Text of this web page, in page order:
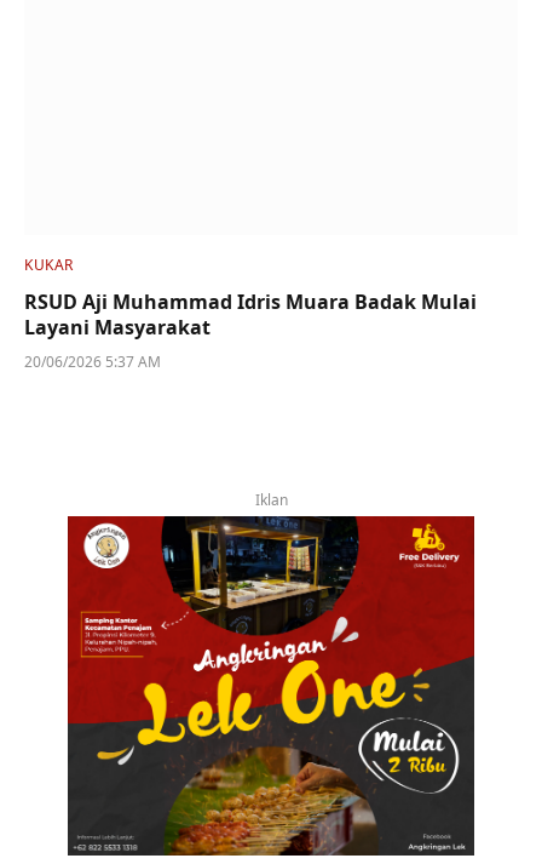
KUKAR
RSUD Aji Muhammad Idris Muara Badak Mulai
Layani Masyarakat
20/06/2026 5:37 AM
Iklan